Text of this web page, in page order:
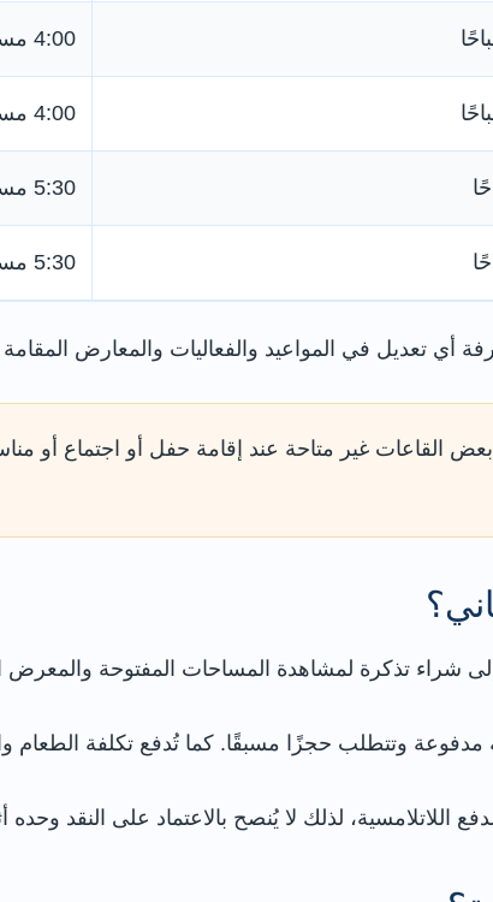
4:00 مساءً
4:00 مساءً
5:30 مساءً
5:30 مساءً
أي تعديل في المواعيد والفعاليات والمعارض المقامة
القاعات غير متاحة عند إقامة حفل أو اجتماع أو
شراء تذكرة لمشاهدة المساحات المفتوحة والمعرض
مدفوعة وتتطلب حجزًا مسبقًا. كما تُدفع تكلفة
اللاتلامسية، لذلك لا يُنصح بالاعتماد على النقد وحده